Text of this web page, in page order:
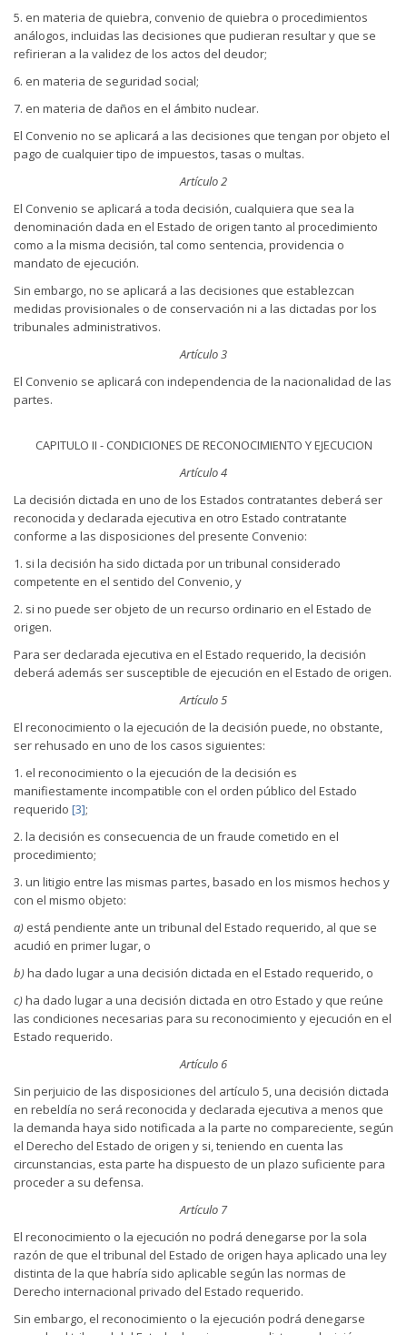
5. en materia de quiebra, convenio de quiebra o procedimientos
análogos, incluidas las decisiones que pudieran resultar y que se
refirieran a la validez de los actos del deudor;
6. en materia de seguridad social;
7. en materia de daños en el ámbito nuclear.
El Convenio no se aplicará a las decisiones que tengan por objeto el
pago de cualquier tipo de impuestos, tasas o multas.
Artículo 2
El Convenio se aplicará a toda decisión, cualquiera que sea la
denominación dada en el Estado de origen tanto al procedimiento
como a la misma decisión, tal como sentencia, providencia o
mandato de ejecución.
Sin embargo, no se aplicará a las decisiones que establezcan
medidas provisionales o de conservación ni a las dictadas por los
tribunales administrativos.
Artículo 3
El Convenio se aplicará con independencia de la nacionalidad de las
partes.
CAPITULO II - CONDICIONES DE RECONOCIMIENTO Y EJECUCION
Artículo 4
La decisión dictada en uno de los Estados contratantes deberá ser
reconocida y declarada ejecutiva en otro Estado contratante
conforme a las disposiciones del presente Convenio:
1. si la decisión ha sido dictada por un tribunal considerado
competente en el sentido del Convenio, y
2. si no puede ser objeto de un recurso ordinario en el Estado de
origen.
Para ser declarada ejecutiva en el Estado requerido, la decisión
deberá además ser susceptible de ejecución en el Estado de origen.
Artículo 5
El reconocimiento o la ejecución de la decisión puede, no obstante,
ser rehusado en uno de los casos siguientes:
1. el reconocimiento o la ejecución de la decisión es
manifiestamente incompatible con el orden público del Estado
requerido [3];
2. la decisión es consecuencia de un fraude cometido en el
procedimiento;
3. un litigio entre las mismas partes, basado en los mismos hechos y
con el mismo objeto:
a) está pendiente ante un tribunal del Estado requerido, al que se
acudió en primer lugar, o
b)ha dado lugar a una decisión dictada en el Estado requerido, o
c)ha dado lugar a una decisión dictada en otro Estado y que reúne
las condiciones necesarias para su reconocimiento y ejecución en el
Estado requerido.
Artículo 6
Sin perjuicio de las disposiciones del artículo 5, una decisión dictada
en rebeldía no será reconocida y declarada ejecutiva a menos que
la demanda haya sido notificada a la parte no compareciente, según
el Derecho del Estado de origen y si, teniendo en cuenta las
circunstancias, esta parte ha dispuesto de un plazo suficiente para
proceder a su defensa.
Artículo 7
El reconocimiento o la ejecución no podrá denegarse por la sola
razón de que el tribunal del Estado de origen haya aplicado una ley
distinta de la que habría sido aplicable según las normas de
Derecho internacional privado del Estado requerido.
Sin embargo, el reconocimiento o la ejecución podrá denegarse